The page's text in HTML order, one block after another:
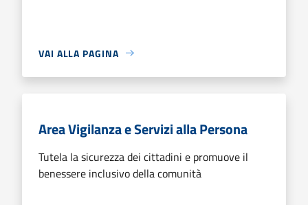
VAI ALLA PAGINA
Area Vigilanza e Servizi alla Persona
Tutela la sicurezza dei cittadini e promuove il
benessere inclusivo della comunità